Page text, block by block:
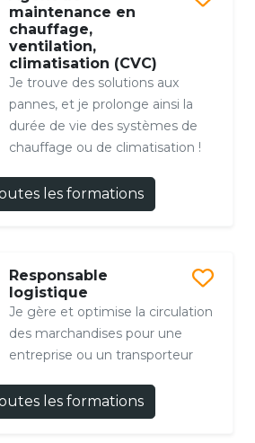
maintenance en
chauffage,
ventilation,
climatisation (CVC)
Je trouve des solutions aux
pannes, et je prolonge ainsi la
durée de vie des systèmes de
chauffage ou de climatisation !
les formations
Responsable
logistique
Je gère et optimise la circulation
des marchandises pour une
entreprise ou un transporteur
les formations